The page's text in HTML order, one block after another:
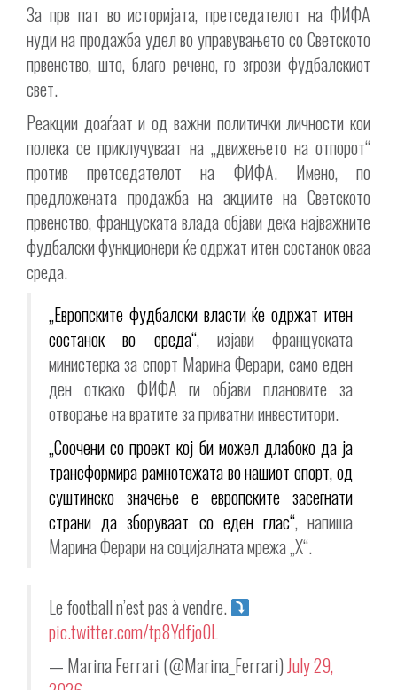
За прв пат во историјата, претседателот на ФИФА
нуди на продажба удел во управувањето со Светското
првенство, што, благо речено, го згрози фудбалскиот
свет.
Реакции доаѓаат и од важни политички личности кои
полека се приклучуваат на „движењето на отпорот“
против претседателот на ФИФА. Имено, по
предложената продажба на акциите на Светското
првенство, француската влада објави дека најважните
фудбалски функционери ќе одржат итен состанок оваа
среда.
„Европските фудбалски власти ќе одржат итен
состанок во среда“, изјави француската
министерка за спорт Марина Ферари, само еден
ден откако ФИФА ги објави плановите за
отворање на вратите за приватни инвеститори.
„Соочени со проект кој би можел длабоко да ја
трансформира рамнотежата во нашиот спорт, од
суштинско значење е европските засегнати
страни да зборуваат со еден глас“, напиша
Марина Ферари на социјалната мрежа „X“.
Le football n’est pas à vendre.
pic.twitter.com/tp8Ydfjo0L
— Marina Ferrari (@Marina_Ferrari)July 29,